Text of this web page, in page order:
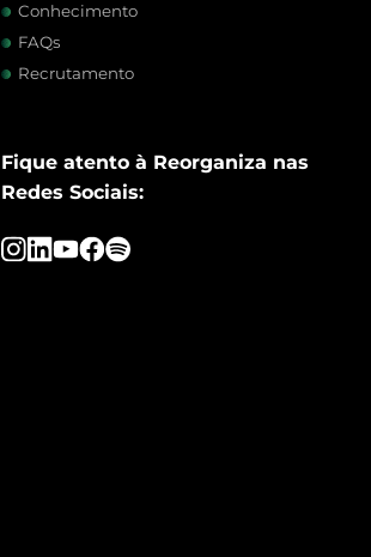
Conhecimento
FAQs
Recrutamento
Fique atento à Reorganiza nas
Redes Sociais: